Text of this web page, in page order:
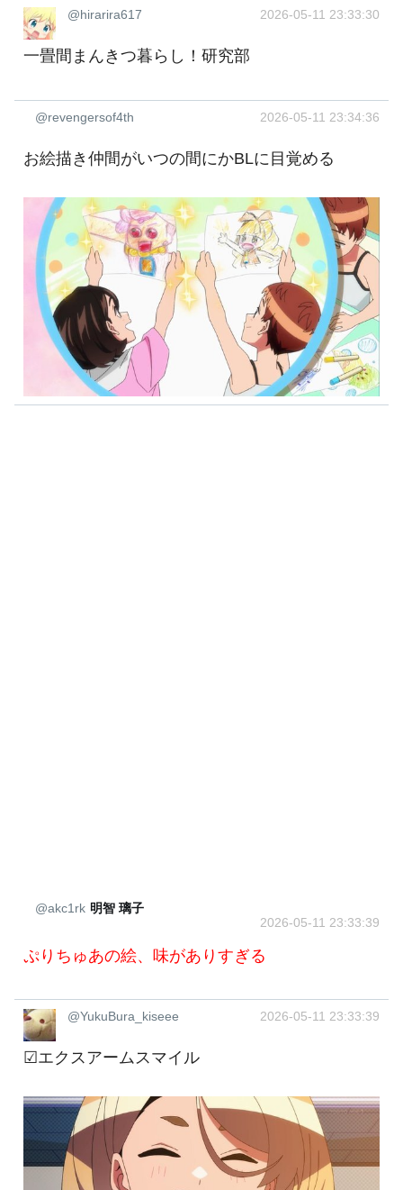
@hirarira617 2026-05-11 23:33:30
一畳間まんきつ暮らし！研究部
@revengersof4th 2026-05-11 23:34:36
お絵描き仲間がいつの間にかBLに目覚める
@akc1rk 明智 璃子
2026-05-11 23:33:39
ぷりちゅあの絵、味がありすぎる
@YukuBura_kiseee 2026-05-11 23:33:39
☑エクスアームスマイル